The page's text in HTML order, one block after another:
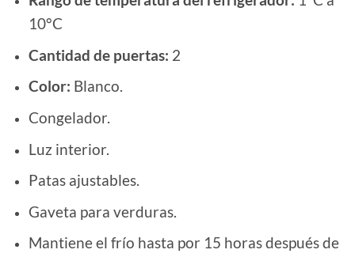
10°C
Cantidad de puertas: 2
Color: Blanco.
Congelador.
Luz interior.
Patas ajustables.
Gaveta para verduras.
Mantiene el frío hasta por 15 horas después de